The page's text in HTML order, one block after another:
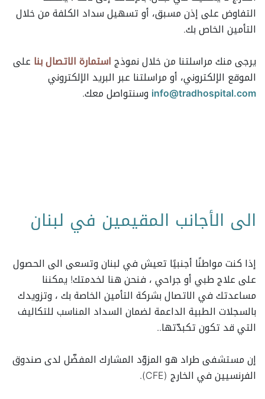
التفاوض على إذن مسبق، أو تسهيل سداد الكلفة من خلال
التأمين الخاص بك.
يرجى منك مراسلتنا من خلال نموذجاستمارة الاتصال بنا على
الموقع الإلكتروني، أو مراسلتنا عبر البريد الإلكتروني
info@tradhospital.com وسنتواصل معك.
الى الأجانب المقيمين في لبنان
إذا كنت مواطنًا أجنبيًا تعيش في لبنان وتسعى الى الحصول
على علاج طبي أو جراحي ، فنحن هنا لخدمتك! يمكننا
مساعدتك في الاتصال بشركة التأمين الخاصة بك ، وتزويدك
بالسجلات الطبية الداعمة لضمان السداد المناسب للتكاليف
التي قد تكون تكبدّتها..
إن مستشفى طراد هو المزوّد المشارك المفضّل لدى صندوق
الفرنسيين في الخارج (CFE).